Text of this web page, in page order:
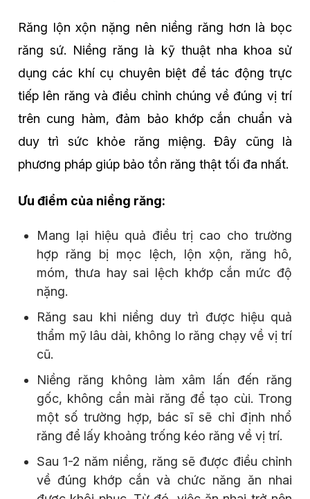
Răng lộn xộn nặng nên niềng răng hơn là bọc
răng sứ. Niềng răng là kỹ thuật nha khoa sử
dụng các khí cụ chuyên biệt để tác động trực
tiếp lên răng và điều chỉnh chúng về đúng vị trí
trên cung hàm, đảm bảo khớp cắn chuẩn và
duy trì sức khỏe răng miệng. Đây cũng là
phương pháp giúp bảo tồn răng thật tối đa nhất.
Ưu điểm của niềng răng:
Mang lại hiệu quả điều trị cao cho trường
hợp răng bị mọc lệch, lộn xộn, răng hô,
móm, thưa hay sai lệch khớp cắn mức độ
nặng.
Răng sau khi niềng duy trì được hiệu quả
thẩm mỹ lâu dài, không lo răng chạy về vị trí
cũ.
Niềng răng không làm xâm lấn đến răng
gốc, không cần mài răng để tạo cùi. Trong
một số trường hợp, bác sĩ sẽ chỉ định nhổ
răng để lấy khoảng trống kéo răng về vị trí.
Sau 1-2 năm niềng, răng sẽ được điều chỉnh
về đúng khớp cắn và chức năng ăn nhai